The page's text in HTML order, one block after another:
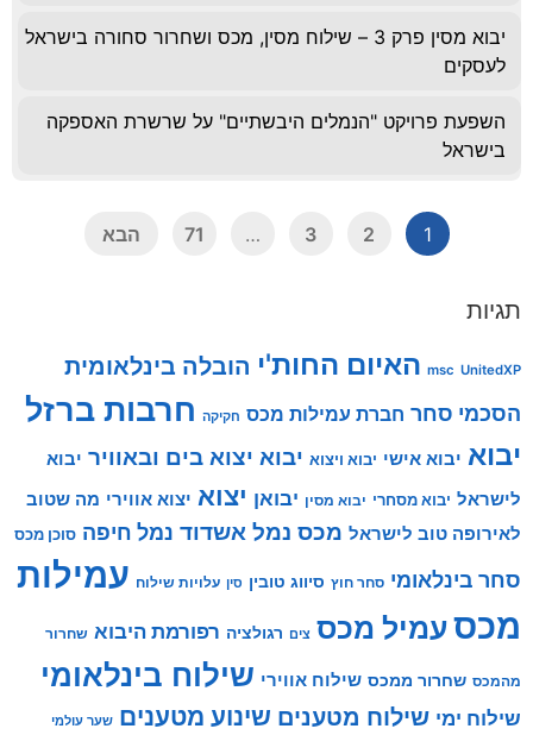
יבוא מסין פרק 3 – שילוח מסין, מכס ושחרור סחורה בישראל
לעסקים
השפעת פרויקט "הנמלים היבשתיים" על שרשרת האספקה
בישראל
1
2
3
…
71 הבא
תגיות
msc UnitedXP האיום החות'י הובלה בינלאומית
הסכמי סחר חברת עמילות מכס חקיקה חרבות ברזל
יבוא יבוא אישי יבוא ויצוא יבוא יצוא בים ובאוויר יבוא
לישראל יבוא מסחרי יבוא מסין יבואן יצוא יצוא אווירי מה שטוב
לאירופה טוב לישראל מכס נמל אשדוד נמל חיפה סוכן מכס
סחר בינלאומי סחר חוץ סיווג טובין סין עלויות שילוח עמילות
מכסעמיל מכס צים רגולציה רפורמת היבוא שחרור
מהמכס שחרור ממכס שילוח אווירי שילוח בינלאומי
שילוח ימי שילוח מטענים שינוע מטענים שער עולמי